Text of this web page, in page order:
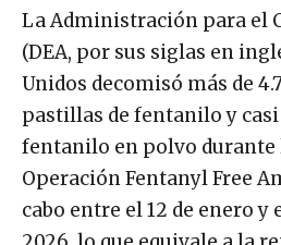
La Administración para el
(DEA, por sus siglas en
Unidos decomisó más de
pastillas de fentanilo y casi
fentanilo en polvo durante
Operación Fentanyl Free
cabo entre el 12 de enero y